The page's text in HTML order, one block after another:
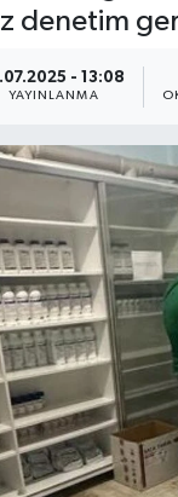
denetim
- 13:08
YAYINLANMA